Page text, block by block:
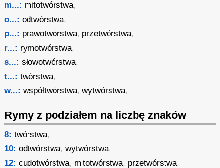
m...: mitotwórstwa,
o...: odtwórstwa,
p...: prawotwórstwa, przetwórstwa,
r...: rymotwórstwa,
s...: słowotwórstwa,
t...: twórstwa,
w...: współtwórstwa,wytwórstwa,
Rymy z podziałem na liczbę znaków
8: twórstwa,
10: odtwórstwa,wytwórstwa,
12: cudotwórstwa, mitotwórstwa, przetwórstwa,